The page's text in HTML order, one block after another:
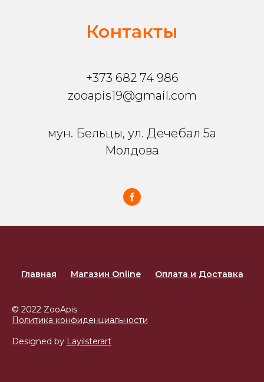
Контакты
+373 682 74 986
zooapis19@gmail.com
мун. Бельцы, ул. Дечебал 5a
Молдова
Главная Магазин Online Оплата и Доставка
© 2022 ZooApis
Политика конфиденциальности
Designed by Layilsterart